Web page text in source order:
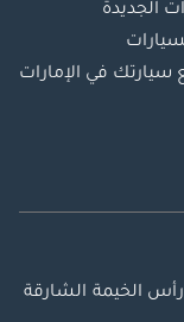
الجديدة
سيارتك في الإمارات
رأس الخيمة الشارقة